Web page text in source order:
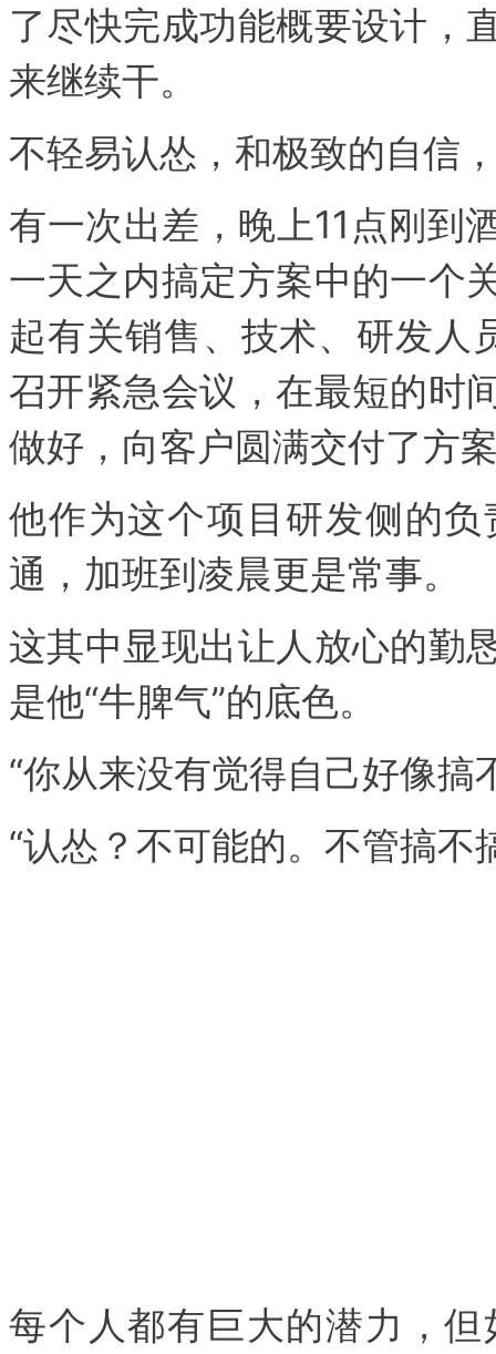
了尽快完成功能概要设计，
来继续干。
不轻易认怂，和极致的自信
有一次出差，晚上11点刚到
一天之内搞定方案中的一个
起有关销售、技术、研发人
召开紧急会议，在最短的时
做好，向客户圆满交付了方
他作为这个项目研发侧的
通，加班到凌晨更是常事。
这其中显现出让人放心的勤
是他“牛脾气”的底色。
“你从来没有觉得自己好像搞
“认怂？不可能的。不管搞不
每个人都有巨大的潜力，